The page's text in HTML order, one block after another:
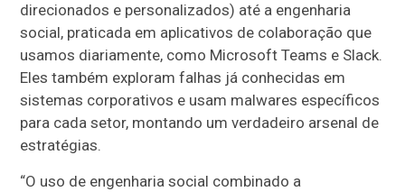
direcionados e personalizados) até a engenharia
social, praticada em aplicativos de colaboração que
usamos diariamente, como Microsoft Teams e Slack.
Eles também exploram falhas já conhecidas em
sistemas corporativos e usam malwares específicos
para cada setor, montando um verdadeiro arsenal de
estratégias.
“O uso de engenharia social combinado a